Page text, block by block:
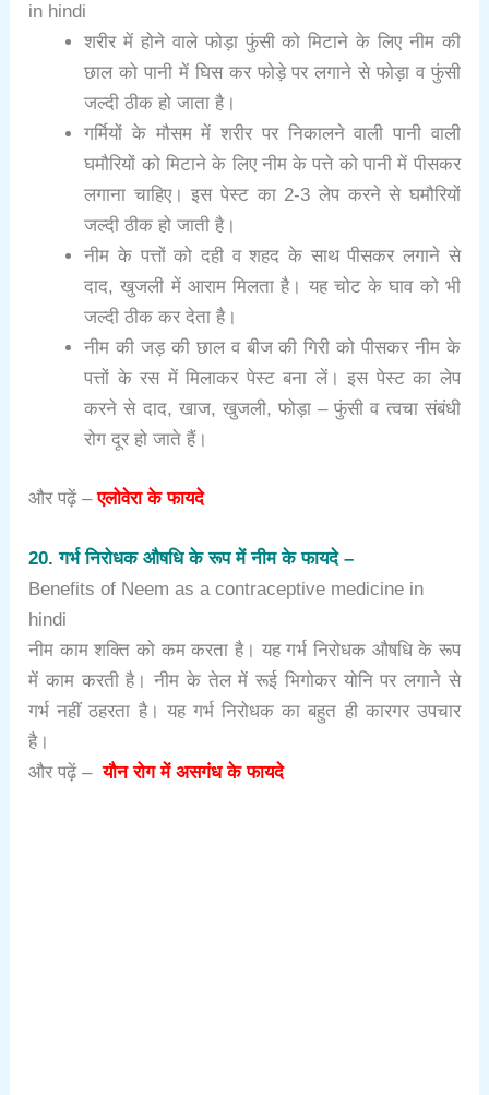
in hindi
शरीर में होने वाले फोड़ा फुंसी को मिटाने के लिए नीम की
छाल को पानी में घिस कर फोड़े पर लगाने से फोड़ा व फुंसी
जल्दी ठीक हो जाता है।
गर्मियों के मौसम में शरीर पर निकालने वाली पानी वाली
घमौरियों को मिटाने के लिए नीम के पत्ते को पानी में पीसकर
लगाना चाहिए। इस पेस्ट का 2-3 लेप करने से घमौरियों
जल्दी ठीक हो जाती है।
नीम के पत्तों को दही व शहद के साथ पीसकर लगाने से
दाद, खुजली में आराम मिलता है। यह चोट के घाव को भी
जल्दी ठीक कर देता है।
नीम की जड़ की छाल व बीज की गिरी को पीसकर नीम के
पत्तों के रस में मिलाकर पेस्ट बना लें। इस पेस्ट का लेप
करने से दाद, खाज, खुजली, फोड़ा – फुंसी व त्वचा संबंधी
रोग दूर हो जाते हैं।
और पढ़ें –एलोवेरा के फायदे
20. गर्भ निरोधक औषधि के रूप में नीम के फायदे –
Benefits of Neem as a contraceptive medicine in
hindi
नीम काम शक्ति को कम करता है। यह गर्भ निरोधक औषधि के रूप
में काम करती है। नीम के तेल में रूई भिगोकर योनि पर लगाने से
गर्भ नहीं ठहरता है। यह गर्भ निरोधक का बहुत ही कारगर उपचार
है।
और पढ़ें – यौन रोग में असगंध के फायदे